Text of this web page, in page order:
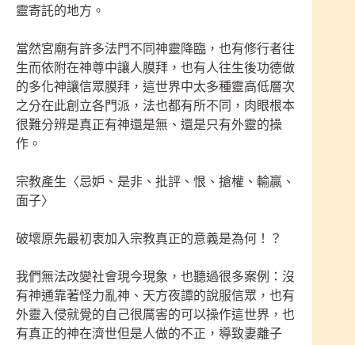
靈寄託的地方。
當然宮廟有許多法門不同神靈降臨，也有修行者往
生而依附在神尊中讓人膜拜，也有人往生後功德做
的多化神讓信眾膜拜，這世界中太多種靈高低層次
之分在此創立各門派，法也都有所不同，肉眼根本
很難分辨是真正有神還是無、還是只有外靈的操
作。
宗教產生〈忌妒、是非、批評、恨、搶權、輸贏、
面子〉
破壞原先最初衷加入宗教真正的意義是為何！？
我們無法改變社會現今現象，也聽過很多案例：沒
有神通靠著怪力亂神、天方夜譚的說服信眾，也有
外靈入侵就覺的自己很厲害的可以操作這世界，也
有真正的神在濟世但是人做的不正，導致妻離子